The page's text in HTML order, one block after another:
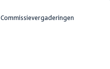
Commissievergaderingen